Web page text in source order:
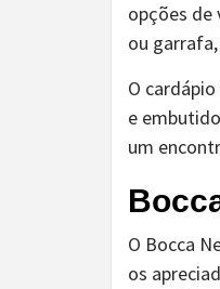
opções de
ou
O
e
um
O Bocca
os